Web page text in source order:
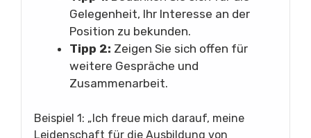
Gelegenheit, Ihr Interesse an der
Position zu bekunden.
Tipp 2: Zeigen Sie sich offen für
weitere Gespräche und
Zusammenarbeit.
Beispiel 1: „Ich freue mich darauf, meine
Leidenschaft für die Ausbildung von